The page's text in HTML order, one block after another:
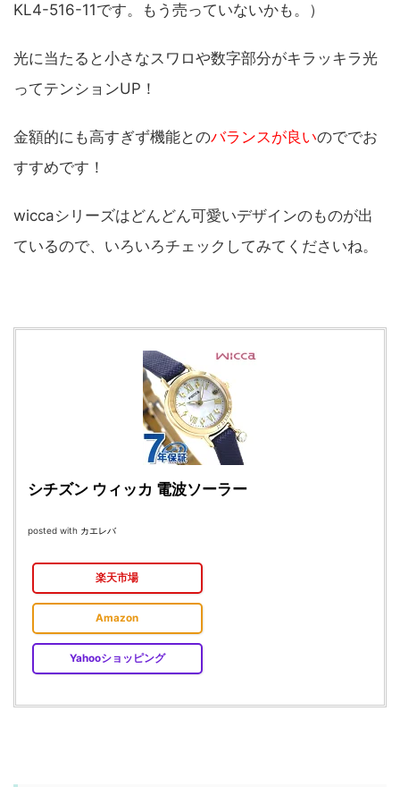
KL4-516-11です。もう売っていないかも。）
光に当たると小さなスワロや数字部分がキラッキラ光
ってテンションUP！
金額的にも高すぎず機能とのバランスが良いのででお
すすめです！
wiccaシリーズはどんどん可愛いデザインのものが出
ているので、いろいろチェックしてみてくださいね。
シチズン ウィッカ 電波ソーラー
posted with カエレバ
楽天市場
Amazon
Yahooショッピング